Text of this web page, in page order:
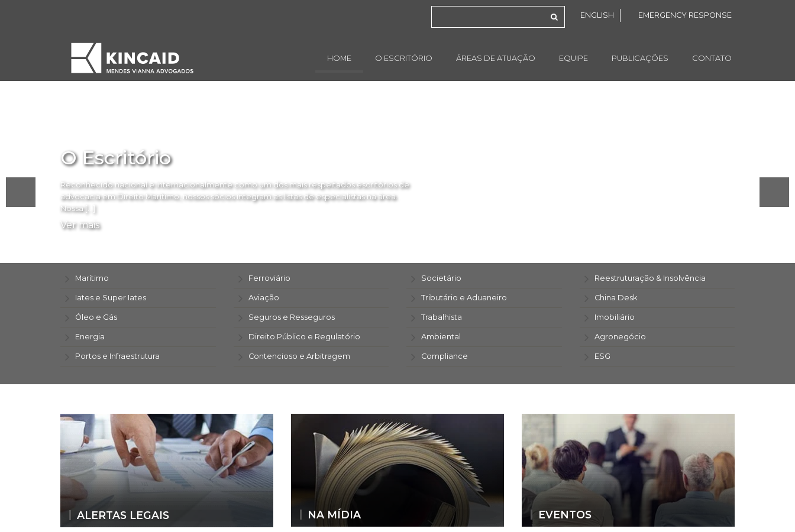
ENGLISH EMERGENCY RESPONSE
HOME O ESCRITÓRIO ÁREAS DE ATUAÇÃO EQUIPE PUBLICAÇÕES CONTATO
O Escritório
Reconhecido nacional e internacionalmente como um dos mais respeitados escritórios de
advocacia em Direito Marítimo, nossos sócios integram as listas de especialistas na área.
Nossa […]
Ver mais
Marítimo
Iates e Super Iates
Óleo e Gás
Energia
Portos e Infraestrutura
Ferroviário
Aviação
Seguros e Resseguros
Direito Público e Regulatório
Contencioso e Arbitragem
Societário
Tributário e Aduaneiro
Trabalhista
Ambiental
Compliance
Reestruturação & Insolvência
China Desk
Imobiliário
Agronegócio
ESG
ALERTAS LEGAIS NA MÍDIA EVENTOS